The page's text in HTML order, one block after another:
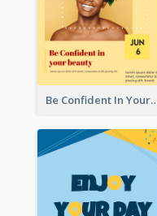
Be Confident In